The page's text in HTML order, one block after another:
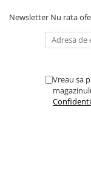
Newsletter Nu rata
Vreau sa